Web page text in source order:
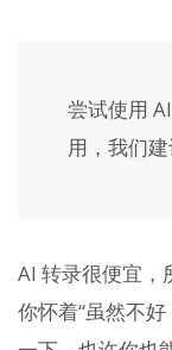
尝试使用
用，我们建
AI 转录很便宜，
你怀着“虽然不